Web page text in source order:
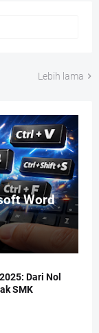
Lebih lama
Word
Dari Nol
SMK